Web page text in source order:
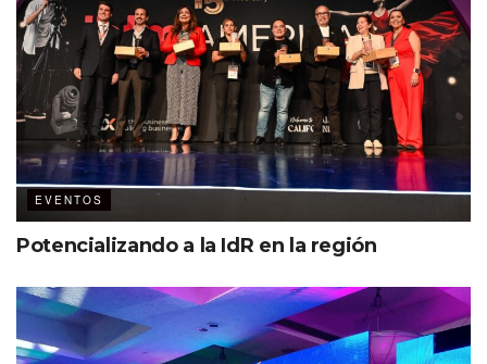
EVENTOS
Potencializando a la IdR en la región